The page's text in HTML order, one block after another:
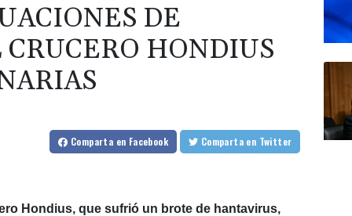
DE
HONDIUS
Comparta en Facebook Comparta en Twitter
Hondius, que sufrió un brote de hantavirus,